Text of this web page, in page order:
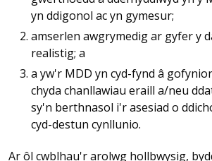
yn ddigonol ac yn gymesur;
amserlen awgrymedig ar gyfer y
realistig; a
a yw'r MDD yn cyd-fynd â
chyda chanllawiau eraill a/neu
sy'n berthnasol i'r asesiad o
cyd-destun cynllunio.
Ar ôl cwblhau'r arolwg hollbwysig,